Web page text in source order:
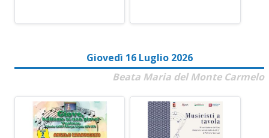
Giovedì 16 Luglio 2026
Beata Maria del Monte Carmelo